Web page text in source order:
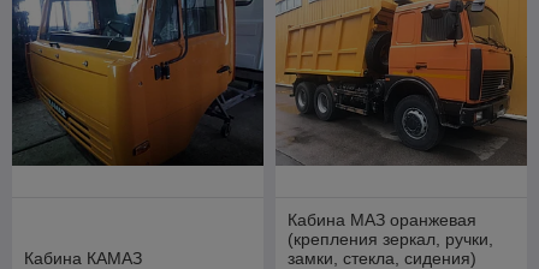
Кабина КАМАЗ
Кабина МАЗ оранжевая
(крепления зеркал, ручки,
замки, стекла, сидения)